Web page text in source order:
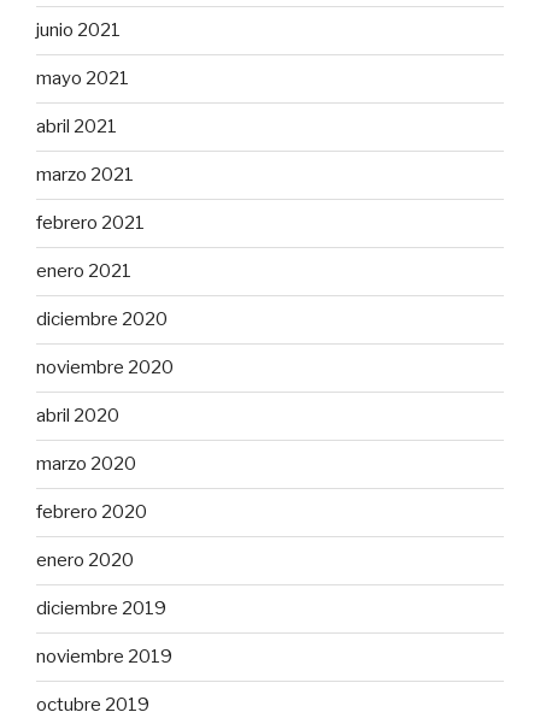
junio 2021
mayo 2021
abril 2021
marzo 2021
febrero 2021
enero 2021
diciembre 2020
noviembre 2020
abril 2020
marzo 2020
febrero 2020
enero 2020
diciembre 2019
noviembre 2019
octubre 2019